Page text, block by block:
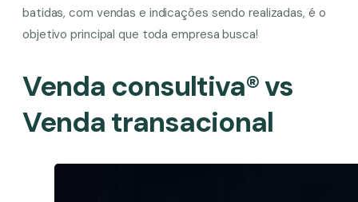
batidas, com vendas e indicações sendo realizadas, é o
objetivo principal que toda empresa busca!
Venda consultiva® vs
Venda transacional